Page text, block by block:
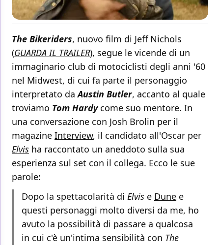
The Bikeriders, nuovo film di Jeff Nichols
(GUARDA IL TRAILER), segue le vicende di un
immaginario club di motociclisti degli anni '60
nel Midwest, di cui fa parte il personaggio
interpretato daAustin Butler, accanto al quale
troviamo Tom Hardy come suo mentore. In
una conversazione con Josh Brolin per il
magazine Interview, il candidato all'Oscar per
Elvis ha raccontato un aneddoto sulla sua
esperienza sul set con il collega. Ecco le sue
parole:
Dopo la spettacolarità di Elvis e Dune e
questi personaggi molto diversi da me, ho
avuto la possibilità di passare a qualcosa
in cui c'è un'intima sensibilità con The